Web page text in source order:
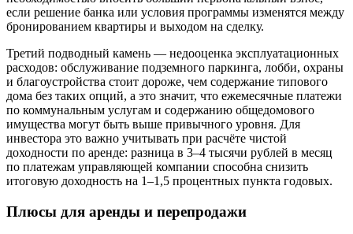
если решение банка или условия программы изменятся между
бронированием квартиры и выходом на сделку.
Третий подводный камень — недооценка эксплуатационных
расходов: обслуживание подземного паркинга, лобби, охраны
и благоустройства стоит дороже, чем содержание типового
дома без таких опций, а это значит, что ежемесячные платежи
по коммунальным услугам и содержанию общедомового
имущества могут быть выше привычного уровня. Для
инвестора это важно учитывать при расчёте чистой
доходности по аренде: разница в 3–4 тысячи рублей в месяц
по платежам управляющей компании способна снизить
итоговую доходность на 1–1,5 процентных пункта годовых.
Плюсы для аренды и перепродажи